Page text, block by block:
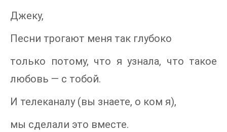
Джеку,
Песни трогают меня так глубоко
только потому, что я узнала, что такое
любовь — с тобой.
И телеканалу (вы знаете, о ком я),
мы сделали это вместе.